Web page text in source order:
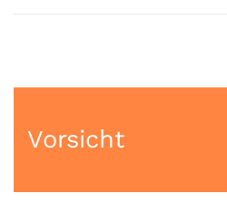
Vorsicht